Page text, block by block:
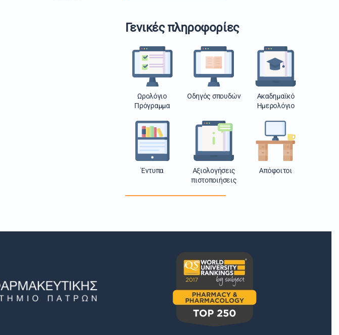
Γενικές πληροφορίες
Ωρολόγιο
Πρόγραμμα
Οδηγός σπουδών
Ακαδημαϊκό
Ημερολόγιο
Έντυπα
Αξιολογήσεις
πιστοποιήσεις
Απόφοιτοι